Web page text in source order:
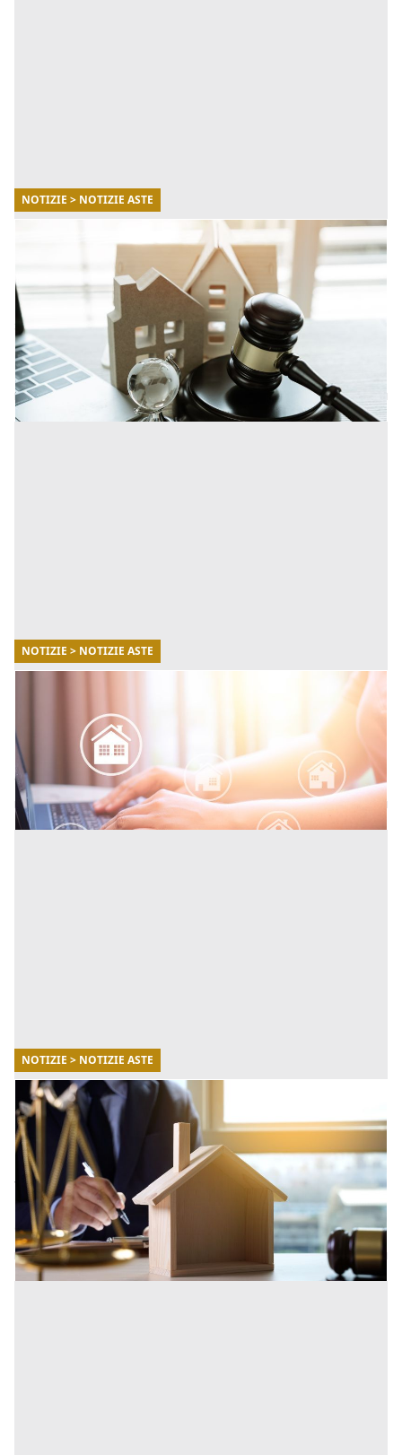
NOTIZIE > NOTIZIE ASTE
Asta senza incanto o con incanto: differenze,
vantaggi e come partecipare
Le aste giudiziarie rappresentano uno dei principali
strumenti utilizzati per la vendita di immobili e altri
beni provenienti da procedure esecutive e concorsuali.
[...]
NOTIZIE > NOTIZIE ASTE
5 consigli per prepararti all’acquisto in asta
Ecco 5 consigli essenziali per prepararti al meglio
all’acquisto in asta. [...]
NOTIZIE > NOTIZIE ASTE
02/04/2026
Comprare una casa all’asta occupata:
conviene davvero?
Comprendere la natura dell’occupazione è
fondamentale per valutare correttamente
l’investimento e pianificare i tempi di utilizzo
dell’immobile. [...]